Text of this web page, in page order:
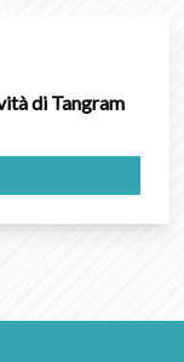
di Tangram